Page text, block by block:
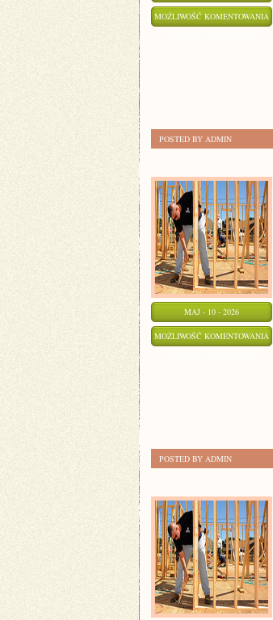
MOŻLIWOŚĆ KOMENTOWANIA
POSTED BY ADMIN
MAJ - 10 - 2026
MOŻLIWOŚĆ KOMENTOWANIA
POSTED BY ADMIN